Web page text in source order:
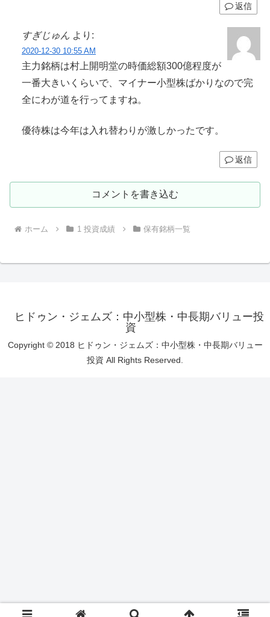
返信
すぎじゅん より:
2020-12-30 10:55 AM
主力銘柄は村上開明堂の時価総額300億程度が
一番大きいくらいで、マイナー小型株ばかりなので完
全にわが道を行ってますね。
優待株は今年は入れ替わりが激しかったです。
返信
コメントを書き込む
ホーム 1 投資成績 保有銘柄一覧
ヒドゥン・ジェムズ：中小型株・中長期バリュー投
資
Copyright © 2018 ヒドゥン・ジェムズ：中小型株・中長期バリュー
投資 All Rights Reserved.